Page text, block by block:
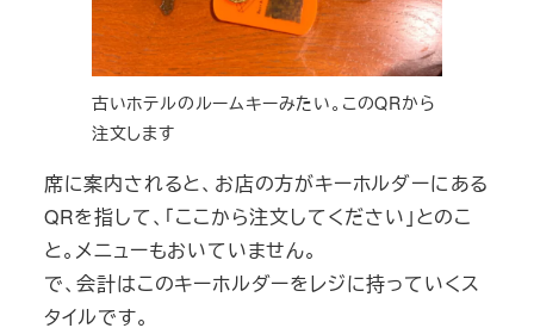
古いホテルのルームキーみたい。このQRから
注文します
席に案内されると、お店の方がキーホルダーにある
QRを指して、「ここから注文してください」とのこ
と。メニューもおいていません。
で、会計はこのキーホルダーをレジに持っていくス
タイルです。